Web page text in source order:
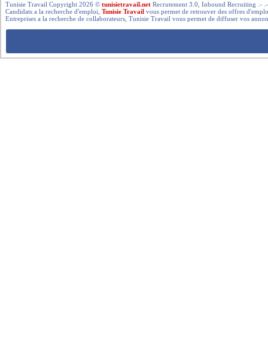
Tunisie Travail Copyright 2026 ©tunisietravail.net Recrutement 3.0, Inbound Recruiting .-
Candidats a la recherche d'emploi,Tunisie Travail vous permet de retrouver des offres
Entreprises a la recherche de collaborateurs, Tunisie Travail vous permet de diffuser vos